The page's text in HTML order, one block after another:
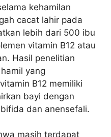
kehamilan
cacat lahir pada
lebih dari 500 ibu
vitamin B12 atau
Hasil penelitian
yang
B12 memiliki
bayi dengan
dan anensefali.
masih terdapat